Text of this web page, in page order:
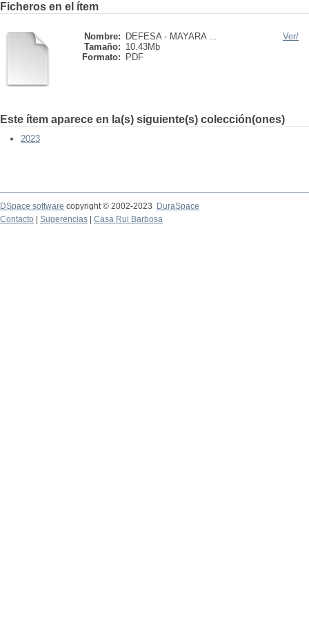
Ficheros en el ítem
Nombre:
DEFESA - MAYARA ...
Tamaño: 10.43Mb
Formato:
PDF
Ver/
Este ítem aparece en la(s) siguiente(s) colección(ones)
2023
DSpace software copyright © 2002-2023
DuraSpace
Contacto
Sugerencias Casa Rui Barbosa